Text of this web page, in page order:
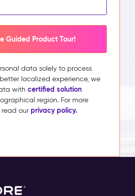
Guided Product Tour!
data solely to process
localized experience, we
with certified solution
region. For more
our privacy policy.